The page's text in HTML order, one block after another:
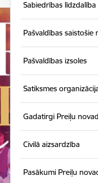
Sabiedrības līdzdalība
Pašvaldības saistošie
Pašvaldības izsoles
Satiksmes
Gadatirgi Preiļu
Civilā aizsardzība
Pasākumi Preiļu